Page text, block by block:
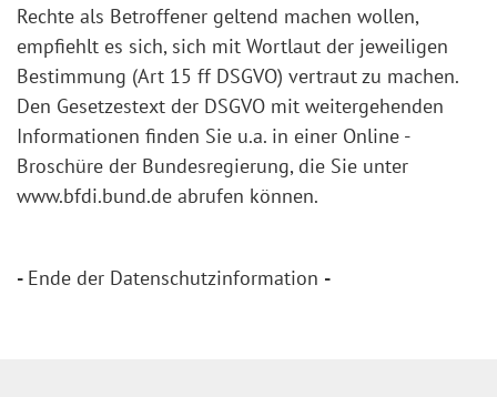
Rechte als Betroffener geltend machen wollen,
empfiehlt es sich, sich mit Wortlaut der jeweiligen
Bestimmung (Art 15 ff DSGVO) vertraut zu machen.
Den Gesetzestext der DSGVO mit weitergehenden
Informationen finden Sie u.a. in einer Online -
Broschüre der Bundesregierung, die Sie unter
www.bfdi.bund.de abrufen können.
- Ende der Datenschutzinformation -